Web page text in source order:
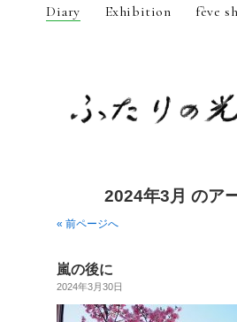
Diary Exhibition fève
2024年3月 のア
« 前ページへ
嵐の後に
2024年3月30日